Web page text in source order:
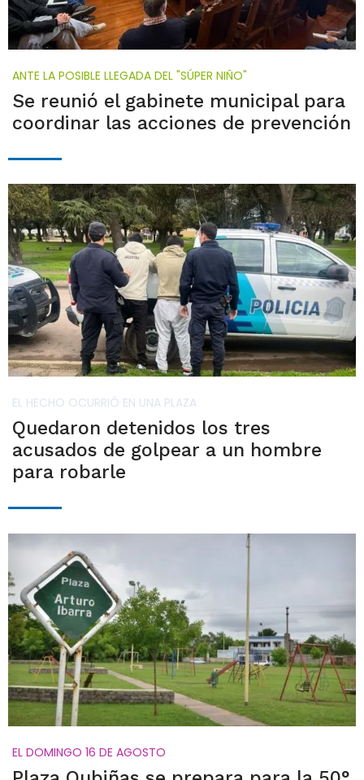
ANTE LA POSIBLE LLEGADA DEL "SÚPER NIÑO"
Se reunió el gabinete municipal para
coordinar las acciones de prevención
EL HECHO OCURRIÓ EN UNA PLAZA
Quedaron detenidos los tres
acusados de golpear a un hombre
para robarle
EL DOMINGO 16 DE AGOSTO